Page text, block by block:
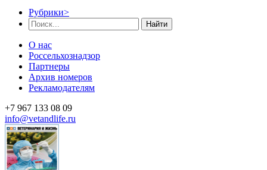
Рубрики>
Найти
О нас
Россельхознадзор
Партнеры
Архив номеров
Рекламодателям
+7 967 133 08 09
info@vetandlife.ru